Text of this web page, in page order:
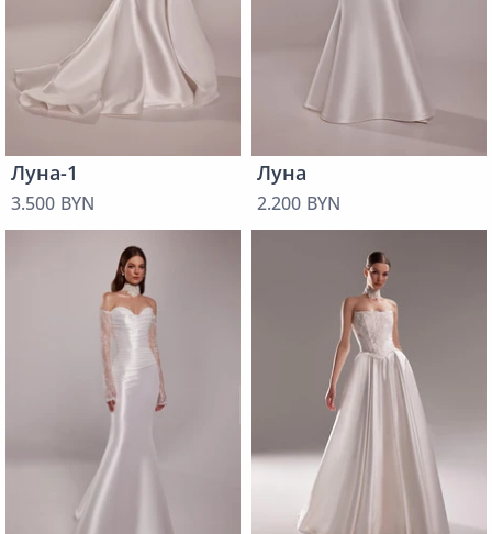
Луна-1
3.500 BYN
Луна
2.200 BYN